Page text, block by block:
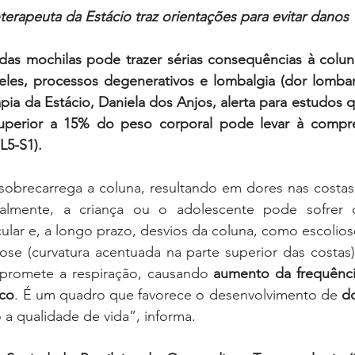
da Estácio traz orientações para evitar danos
mochilas pode trazer sérias consequências à
processos degenerativos e lombalgia (dor
da Estácio, Daniela dos Anjos, alerta para estudos
a 15% do peso corporal pode levar à
S1).
a coluna, resultando em dores nas
a criança ou o adolescente pode sofrer
e, a longo prazo, desvios da coluna, como
(curvatura acentuada na parte superior das
a respiração, causando aumento da
. É um quadro que favorece o desenvolvimento de
qualidade de vida”, informa.